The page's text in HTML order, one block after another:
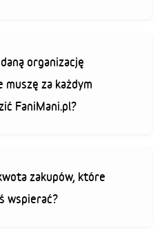
organizację
muszę za każdym
FaniMani.pl?
zakupów, które
wspierać?